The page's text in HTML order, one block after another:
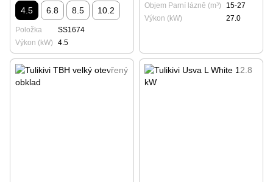
4.5 6.8 8.5 10.2
Položka
SS1674
Výkon (kW)
4.5
Objem Parní lázně (m³)
15-27
Výkon (kW)
27.0